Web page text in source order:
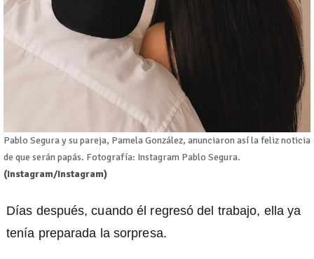
Pablo Segura y su pareja, Pamela González, anunciaron así la feliz noticia
de que serán papás. Fotografía: Instagram Pablo Segura.
(Instagram/Instagram)
Días después, cuando él regresó del trabajo, ella ya
tenía preparada la sorpresa.